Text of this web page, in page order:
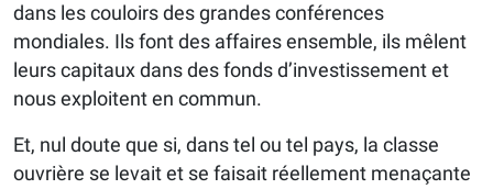
dans les couloirs des grandes conférences
mondiales. Ils font des affaires ensemble, ils mêlent
leurs capitaux dans des fonds d’investissement et
nous exploitent en commun.
Et, nul doute que si, dans tel ou tel pays, la classe
ouvrière se levait et se faisait réellement menaçante